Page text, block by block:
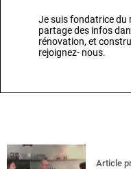
Je suis fondatrice du
partage des infos
rénovation, et
rejoignez- nous.
Article